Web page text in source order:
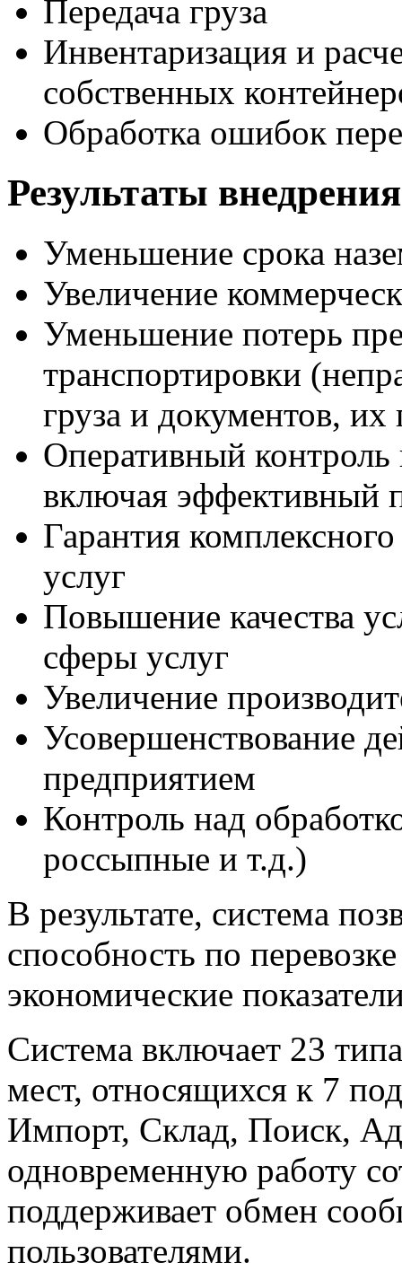
Передача груза
Инвентаризация и
собственных
Обработка ошибок
Результаты
Уменьшение срока
Увеличение
Уменьшение потерь
транспортировки
груза и документов, их
Оперативный
включая эффективный
Гарантия
услуг
Повышение качества
сферы услуг
Увеличение
Усовершенствование
предприятием
Контроль над
россыпные и т.д.)
В результате, система
способность по
экономические
Система включает 23
мест, относящихся к 7
Импорт, Склад, Поиск,
одновременную работу
поддерживает обмен
пользователями.